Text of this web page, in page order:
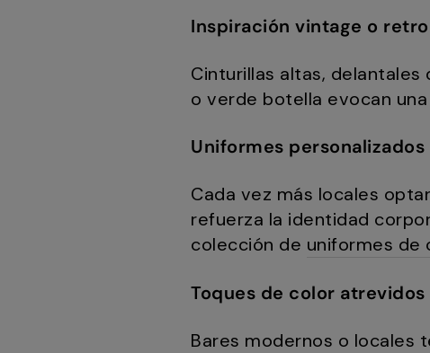
Inspiración vintage o retro
Cinturillas altas,
o verde botella evocan
Uniformes
Cada vez más locales
refuerza la identidad
colección de uniformes de
Toques de color atrevidos
Bares modernos o locales